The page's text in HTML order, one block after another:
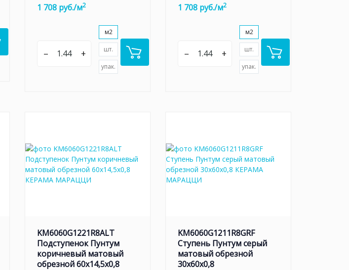
1 708 руб./м2
– +
м2
шт.
упак.
1 708 руб./м2
– +
м2
шт.
упак.
KM6060G1221R8ALT
Подступенок Пунтум
коричневый матовый
обрезной 60x14,5x0,8
KM6060G1211R8GRF
Ступень Пунтум серый
матовый обрезной
30x60x0,8